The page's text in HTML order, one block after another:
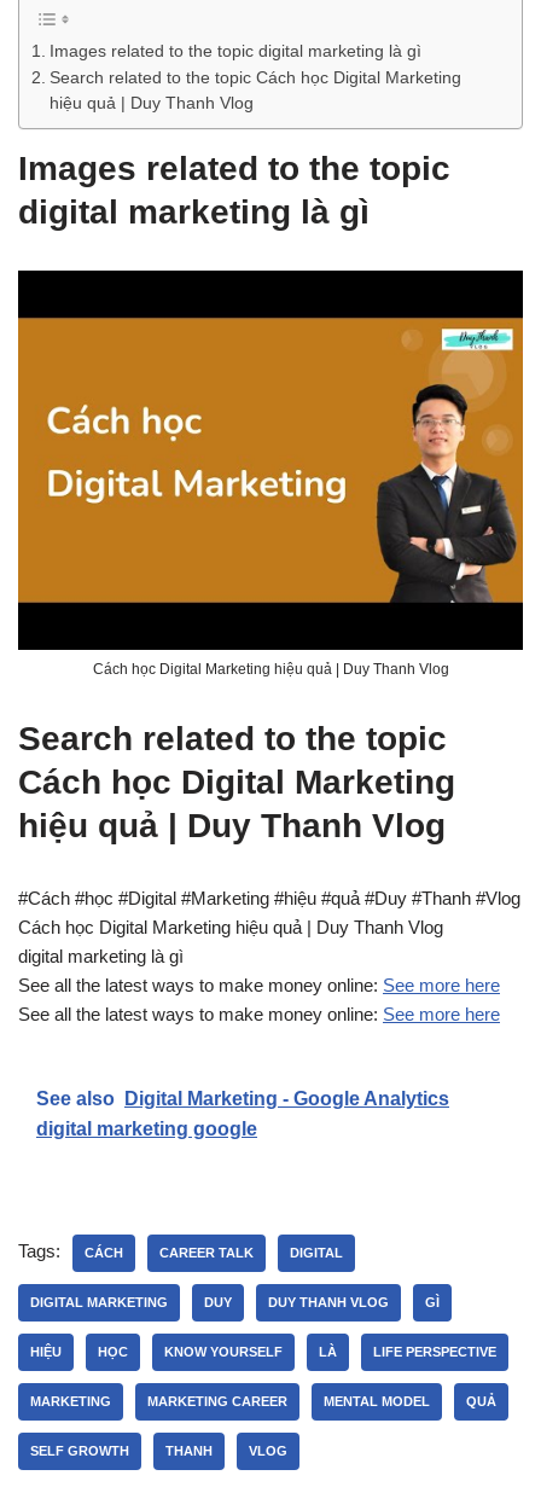
Images related to the topic digital marketing là gì
Search related to the topic Cách học Digital Marketing
hiệu quả | Duy Thanh Vlog
Images related to the topic
digital marketing là gì
Cách học Digital Marketing hiệu quả | Duy Thanh Vlog
Search related to the topic
Cách học Digital Marketing
hiệu quả | Duy Thanh Vlog
#Cách #học #Digital #Marketing #hiệu #quả #Duy #Thanh #Vlog
Cách học Digital Marketing hiệu quả | Duy Thanh Vlog
digital marketing là gì
See all the latest ways to make money online: See more here
See all the latest ways to make money online: See more here
See also
Digital Marketing - Google Analytics
digital marketing google
Tags: CÁCH CAREER TALK DIGITAL
DIGITAL MARKETING DUY DUY THANH VLOG GÌ
HIỆU HỌC KNOW YOURSELF LÀ LIFE PERSPECTIVE
MARKETING MARKETING CAREER MENTAL MODEL QUẢ
SELF GROWTH THANH VLOG